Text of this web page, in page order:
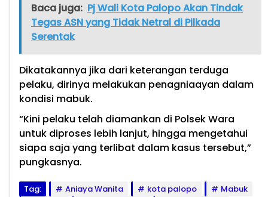
Baca juga: Pj Wali Kota Palopo Akan Tindak
Tegas ASN yang Tidak Netral di Pilkada
Serentak
Dikatakannya jika dari keterangan terduga
pelaku, dirinya melakukan penagniaayan dalam
kondisi mabuk.
“Kini pelaku telah diamankan di Polsek Wara
untuk diproses lebih lanjut, hingga mengetahui
siapa saja yang terlibat dalam kasus tersebut,”
pungkasnya.
Tag: Aniaya Wanita kota palopo
Mabuk